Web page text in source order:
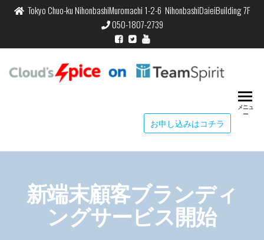
Tokyo Chuo-ku NihonbashiMuromachi 1-2-6 NihonbashiDaieiBuilding 7F
050-1807-2739
Time &
お申し込みはコチラ
メニュ
ー
新端末顧客ブランディ
ングサービス開始